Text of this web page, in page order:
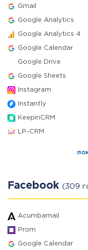
Gmail
Google Analytics
Google Analytics 4
Google Calendar
Google Drive
Google Sheets
Instagram
Instantly
KeepinCRM
LP-CRM
Facebook (309
Acumbamail
Prom
Google Calendar